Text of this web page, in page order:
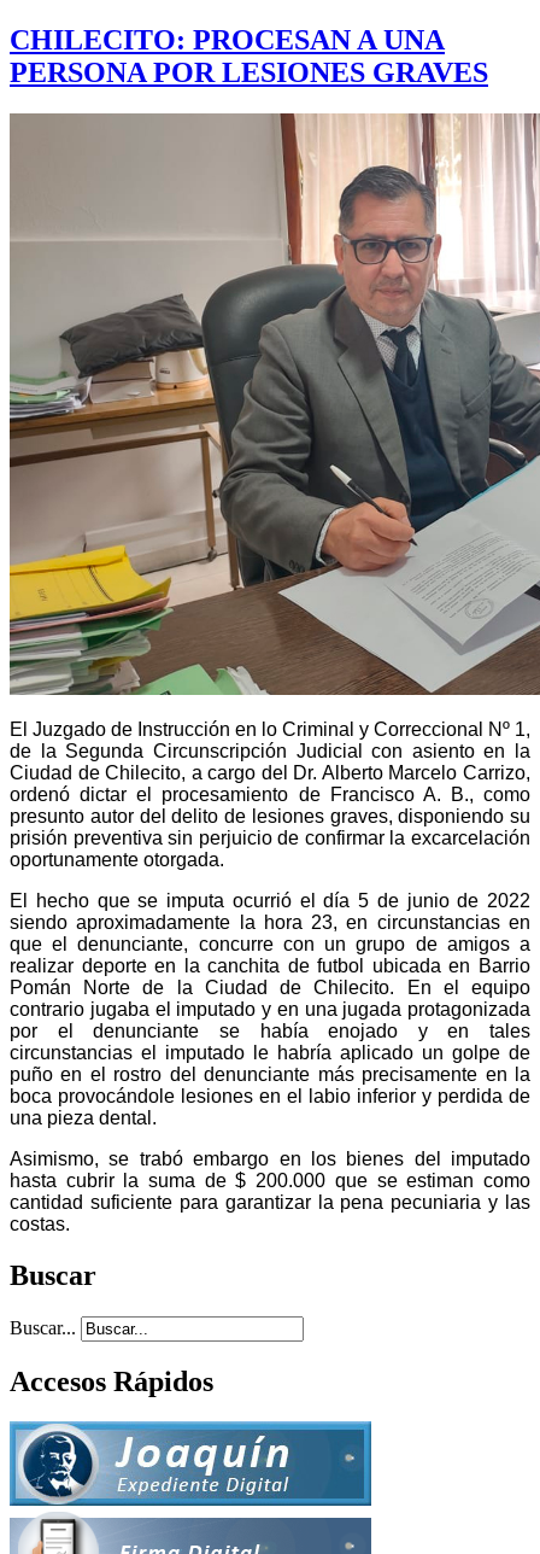
CHILECITO: PROCESAN A UNA
PERSONA POR LESIONES GRAVES
El Juzgado de Instrucción en lo Criminal y Correccional Nº 1,
de la Segunda Circunscripción Judicial con asiento en la
Ciudad de Chilecito, a cargo del Dr. Alberto Marcelo Carrizo,
ordenó dictar el procesamiento de Francisco A. B., como
presunto autor del delito de lesiones graves, disponiendo su
prisión preventiva sin perjuicio de confirmar la excarcelación
oportunamente otorgada.
El hecho que se imputa ocurrió el día 5 de junio de 2022
siendo aproximadamente la hora 23, en circunstancias en
que el denunciante, concurre con un grupo de amigos a
realizar deporte en la canchita de futbol ubicada en Barrio
Pomán Norte de la Ciudad de Chilecito. En el equipo
contrario jugaba el imputado y en una jugada protagonizada
por el denunciante se había enojado y en tales
circunstancias el imputado le habría aplicado un golpe de
puño en el rostro del denunciante más precisamente en la
boca provocándole lesiones en el labio inferior y perdida de
una pieza dental.
Asimismo, se trabó embargo en los bienes del imputado
hasta cubrir la suma de $ 200.000 que se estiman como
cantidad suficiente para garantizar la pena pecuniaria y las
costas.
Buscar
Buscar...
Accesos Rápidos